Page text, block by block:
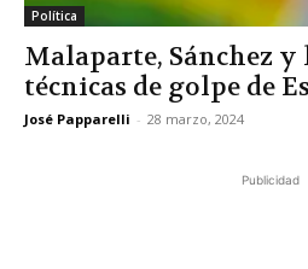
Política
Malaparte, Sánchez y
técnicas de golpe de
José Papparelli - 28 marzo, 2024
Publicidad